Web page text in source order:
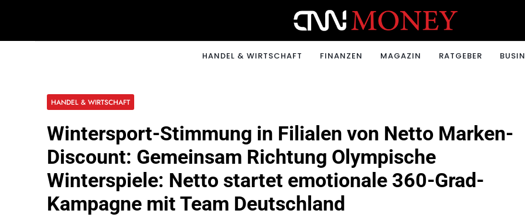
CNNMONEY.CH
HANDEL & WIRTSCHAFT FINANZEN MAGAZIN RATGEBER
HANDEL & WIRTSCHAFT
Wintersport-Stimmung in Filialen von Netto Marken-
Discount: Gemeinsam Richtung Olympische
Winterspiele: Netto startet emotionale 360-Grad-
Kampagne mit Team Deutschland